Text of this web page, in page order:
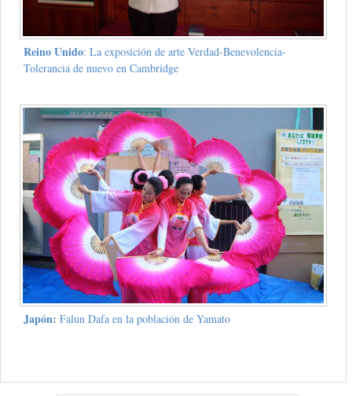
Reino Unido: La exposición de arte Verdad-Benevolencia-
Tolerancia de nuevo en Cambridge
Japón: Falun Dafa en la población de Yamato